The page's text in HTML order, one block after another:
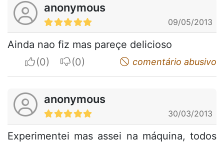
anonymous
09/05/2013
Ainda nao fiz mas pareçe delicioso
I apreciateI do not appreciatecomentário abusivo
anonymous
30/03/2013
Experimentei mas assei na máquina, todos